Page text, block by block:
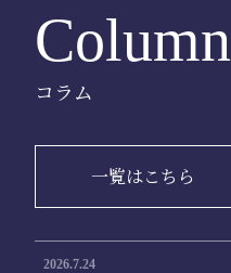
Column
コラム
一覧はこちら
2026.7.24